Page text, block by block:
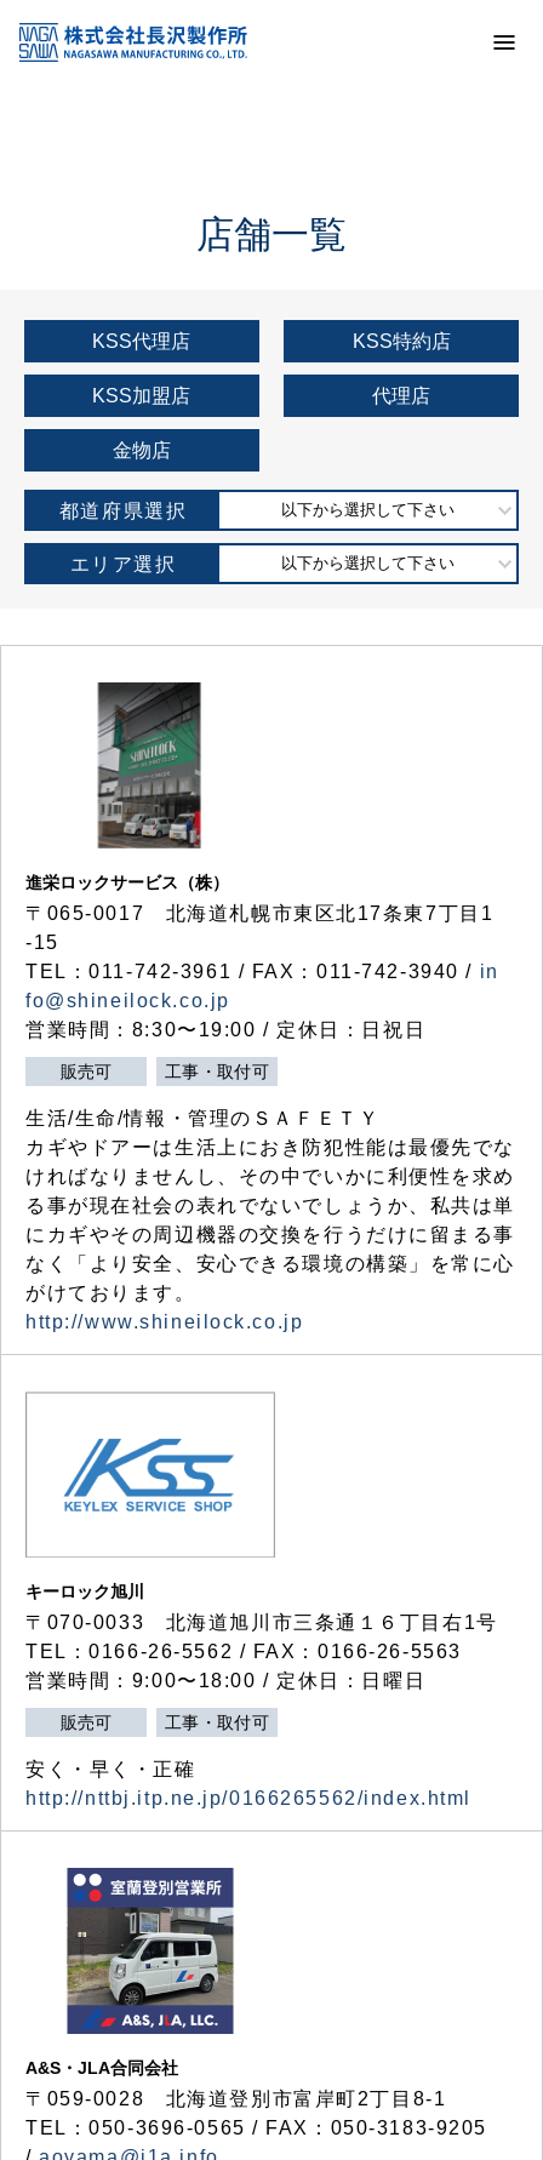
KSS加盟店・取扱店情報
店舗一覧
店舗一覧
KSS代理店 KSS特約店
KSS加盟店 代理店
金物店
都道府県選択 以下から選択して下さい
エリア選択 以下から選択して下さい
進栄ロックサービス（株）
〒065-0017 北海道札幌市東区北17条東7丁目1
-15
TEL：011-742-3961 / FAX：011-742-3940 / in
fo@shineilock.co.jp
営業時間：8:30〜19:00 / 定休日：日祝日
販売可 工事・取付可
生活/生命/情報・管理のＳＡＦＥＴＹ
カギやドアーは生活上におき防犯性能は最優先でな
ければなりませんし、その中でいかに利便性を求め
る事が現在社会の表れでないでしょうか、私共は単
にカギやその周辺機器の交換を行うだけに留まる事
なく「より安全、安心できる環境の構築」を常に心
がけております。
http://www.shineilock.co.jp
キーロック旭川
〒070-0033 北海道旭川市三条通１６丁目右1号
TEL：0166-26-5562 / FAX：0166-26-5563
営業時間：9:00〜18:00 / 定休日：日曜日
販売可 工事・取付可
安く・早く・正確
http://nttbj.itp.ne.jp/0166265562/index.html
A&S・JLA合同会社
〒 059-0028 北海道登別市富岸町2丁目 8-1
TEL：050-3696-0565 / FAX：050-3183-9205